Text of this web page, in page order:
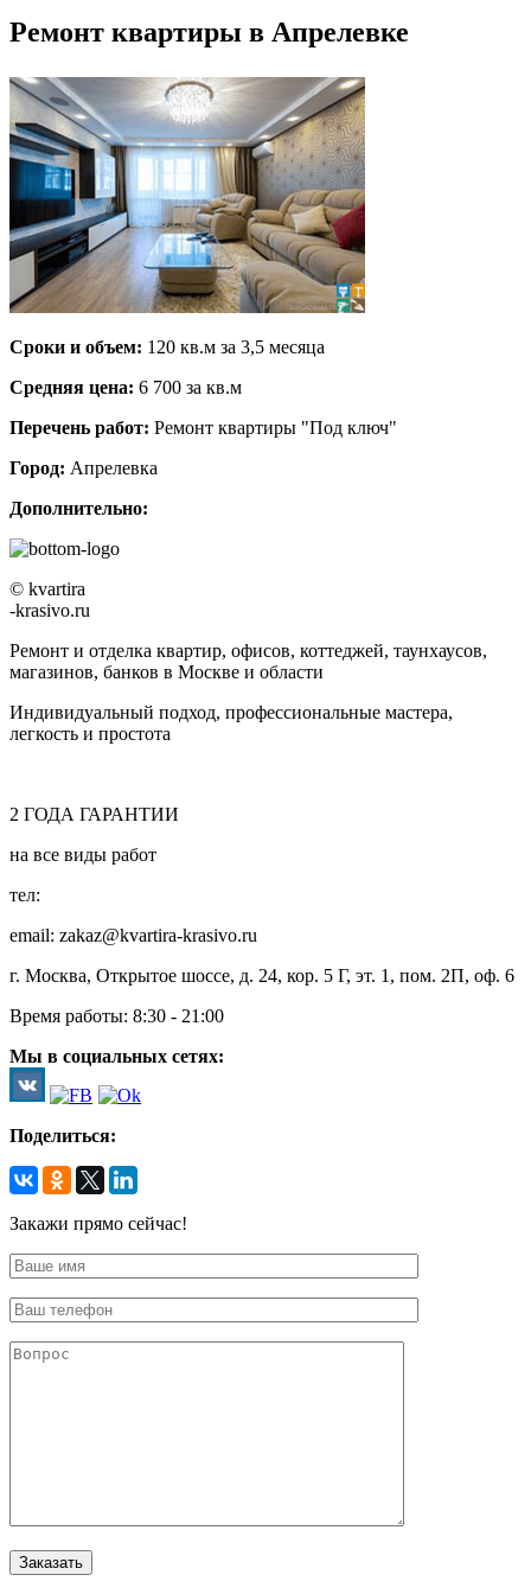
Ремонт квартиры в Апрелевке
Сроки и объем: 120 кв.м за 3,5 месяца
Средняя цена: 6 700 за кв.м
Перечень работ: Ремонт квартиры "Под ключ"
Город: Апрелевка
Дополнительно:
© kvartira
-krasivo.ru
Ремонт и отделка квартир, офисов, коттеджей, таунхаусов,
магазинов, банков в Москве и области
Индивидуальный подход, профессиональные мастера,
легкость и простота
2 ГОДА ГАРАНТИИ
на все виды работ
тел:
email: zakaz@kvartira-krasivo.ru
г. Москва, Открытое шоссе, д. 24, кор. 5 Г, эт. 1, пом. 2П, оф. 6
Время работы: 8:30 - 21:00
Мы в социальных сетях:
Поделиться:
Закажи прямо сейчас!